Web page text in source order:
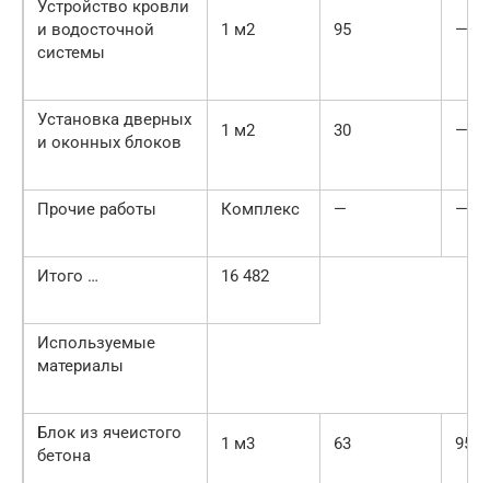
Устройство кровли
и водосточной
системы
1 м2 95 —
Установка дверных
и оконных блоков
1 м2 30 —
Прочие работы Комплекс — —
Итого … 16 482
Используемые
материалы
Блок из ячеистого
бетона
1 м3 63 95